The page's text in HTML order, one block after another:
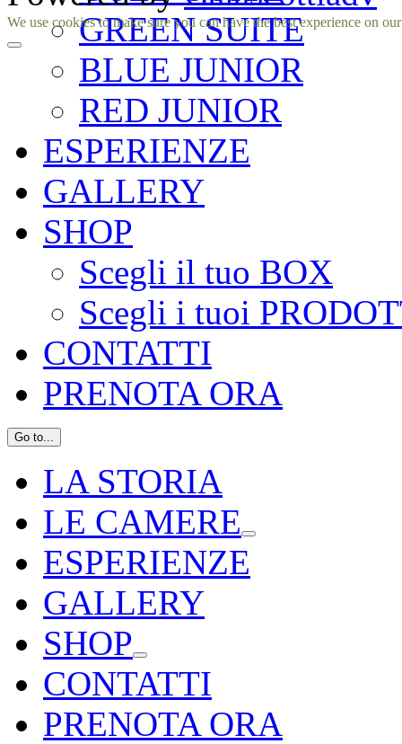
GREEN SUITE
BLUE JUNIOR
RED JUNIOR
ESPERIENZE
GALLERY
SHOP
Scegli il tuo BOX
Scegli i tuoi
CONTATTI
PRENOTA ORA
Go to...
LA STORIA
LE CAMERE
ESPERIENZE
GALLERY
SHOP
CONTATTI
PRENOTA ORA
Facebook
Instagram
We use cookies to make sure you can have the best experience on